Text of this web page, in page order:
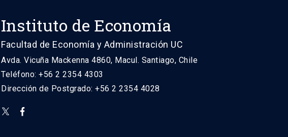
Instituto de Economía
Facultad de Economía y Administración UC
Avda. Vicuña Mackenna 4860, Macul. Santiago, Chile
Teléfono: +56 2 2354 4303
Dirección de Postgrado: +56 2 2354 4028